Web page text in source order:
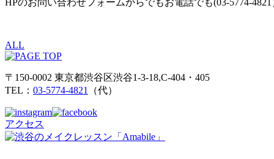
ALL
〒150-0002 東京都渋谷区渋谷1-3-18,C-404・405
TEL： 03-5774-4821 （代）
アクセス